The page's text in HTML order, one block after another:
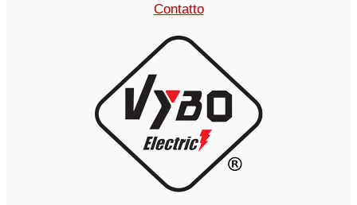
Contatto